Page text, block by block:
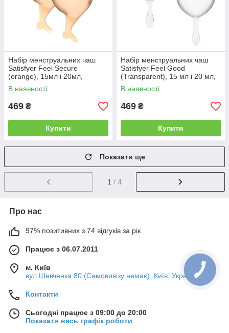
Набір менструальних чаш
Satisfyer Feel Secure
(orange), 15мл і 20мл,
мішечок для зберігання |
Knopka
В наявності
469 ₴
Купити
Набір менструальних чаш
Satisfyer Feel Good
(Transparent), 15 мл і 20 мл,
мішечок для зберігання
В наявності
469 ₴
Купити
Показати ще
1 / 4
Про нас
97% позитивних з 74 відгуків за рік
Працює з 06.07.2011
м. Київ
вул.Шевченка 80 (Самовивізу немає), Київ, Україна
Контакти
Сьогодні працює з 09:00 до 20:00
Показати весь графік роботи